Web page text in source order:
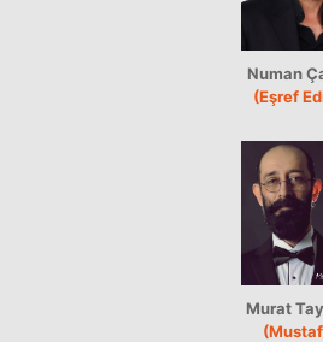
Numan
(Eşref
Murat